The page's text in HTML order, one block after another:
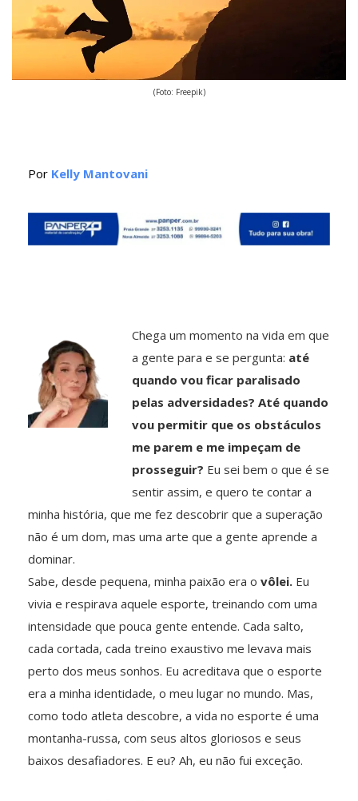
(Foto: Freepik)
Por Kelly Mantovani
Chega um momento na vida em que
a gente para e se pergunta: até
quando vou ficar paralisado
pelas adversidades? Até quando
vou permitir que os obstáculos
me parem e me impeçam de
prosseguir? Eu sei bem o que é se
sentir assim, e quero te contar a
minha história, que me fez descobrir que a superação
não é um dom, mas uma arte que a gente aprende a
dominar.
Sabe, desde pequena, minha paixão era o vôlei. Eu
vivia e respirava aquele esporte, treinando com uma
intensidade que pouca gente entende. Cada salto,
cada cortada, cada treino exaustivo me levava mais
perto dos meus sonhos. Eu acreditava que o esporte
era a minha identidade, o meu lugar no mundo. Mas,
como todo atleta descobre, a vida no esporte é uma
montanha-russa, com seus altos gloriosos e seus
baixos desafiadores. E eu? Ah, eu não fui exceção.